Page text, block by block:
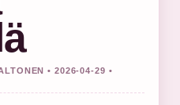
• 2026-04-29 •